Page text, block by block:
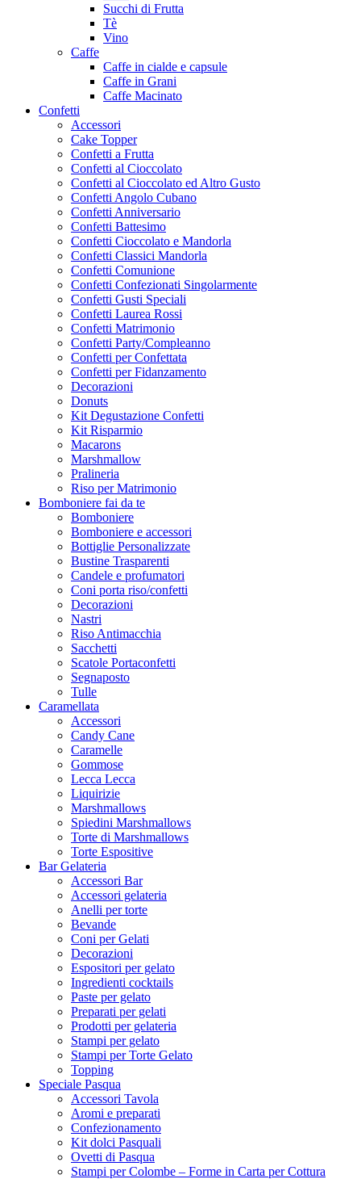
Succhi di Frutta
Tè
Vino
Caffe
Caffe in cialde e capsule
Caffe in Grani
Caffe Macinato
Confetti
Accessori
Cake Topper
Confetti a Frutta
Confetti al Cioccolato
Confetti al Cioccolato ed Altro Gusto
Confetti Angolo Cubano
Confetti Anniversario
Confetti Battesimo
Confetti Cioccolato e Mandorla
Confetti Classici Mandorla
Confetti Comunione
Confetti Confezionati Singolarmente
Confetti Gusti Speciali
Confetti Laurea Rossi
Confetti Matrimonio
Confetti Party/Compleanno
Confetti per Confettata
Confetti per Fidanzamento
Decorazioni
Donuts
Kit Degustazione Confetti
Kit Risparmio
Macarons
Marshmallow
Pralineria
Riso per Matrimonio
Bomboniere fai da te
Bomboniere
Bomboniere e accessori
Bottiglie Personalizzate
Bustine Trasparenti
Candele e profumatori
Coni porta riso/confetti
Decorazioni
Nastri
Riso Antimacchia
Sacchetti
Scatole Portaconfetti
Segnaposto
Tulle
Caramellata
Accessori
Candy Cane
Caramelle
Gommose
Lecca Lecca
Liquirizie
Marshmallows
Spiedini Marshmallows
Torte di Marshmallows
Torte Espositive
Bar Gelateria
Accessori Bar
Accessori gelateria
Anelli per torte
Bevande
Coni per Gelati
Decorazioni
Espositori per gelato
Ingredienti cocktails
Paste per gelato
Preparati per gelati
Prodotti per gelateria
Stampi per gelato
Stampi per Torte Gelato
Topping
Speciale Pasqua
Accessori Tavola
Aromi e preparati
Confezionamento
Kit dolci Pasquali
Ovetti di Pasqua
Stampi per Colombe – Forme in Carta per Cottura